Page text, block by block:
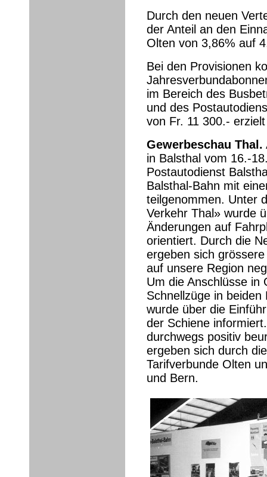
Durch den neuen
der Anteil an den
Olten von 3,86% auf
Bei den Provisionen
im Bereich des
und des
von Fr. 11 300.-
Gewerbeschau Thal.
in Balsthal vom 16.-
Postautodienst
Balsthal-Bahn mit
teilgenommen. Unter
Verkehr Thal» wurde
Änderungen auf
orientiert. Durch die
ergeben sich
auf unsere Region
Um die Anschlüsse in
Schnellzüge in
wurde über die
der Schiene
durchwegs positiv
ergeben sich durch
Tarifverbunde Olten
und Bern.